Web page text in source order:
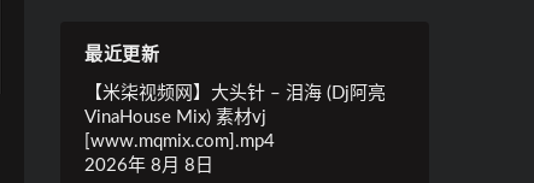
最近更新
【米柒视频网】大头针 – 泪海 (Dj阿亮
VinaHouse Mix) 素材vj
[www.mqmix.com].mp4
2026年 8月 8日